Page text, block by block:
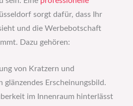
sorgt dafür, dass Ihr
und die Werbebotschaft
Dazu gehören:
von Kratzern und
glänzendes Erscheinungsbild.
im Innenraum hinterlässt